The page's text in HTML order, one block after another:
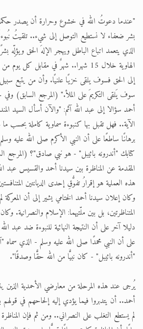
"عندما دعوتُ الله في خشوع وحرارة أن يصدر حكمه
بشر ضعفاء لا نستطيع التوصل إلى شيء.. تلقيتُ
الذي يتعمد اتباع الباطل ويهجر الإلهَ الحق ويؤلِّه
الهاوية خلال 15 شهرا.. شهرٌ في مقابل كل
إلى الحق فسوف يلقى خزيًا علنيًا. وأن من يتبع
سوف يَلقى التكريمَ على الملأ." (المرجع السابق)
أحمد سؤالا إلى عبد الله آثم: "والآن أسأل السيد
الآية.. فهل تقبل بها كنبوءة سماوية كاملة بحسب
برهانًا ساطعًا على أن النبي الأكرم صلى الله عليه
كتابك "أندرونه بائيبل" - هو نبي صادق"؟ (المرجع
المقدمة عن المناظرة بين سيدنا أحمد والقسيس
هذه العملية هو إقرارُ تفوُّقِ إحدى الديانتين
وكان إعلان سيدنا أحمد الختامي يشير إلى أن
المتناظرتين، بل بين ملّتيهما: الإسلام والنصرانية.
دليلا آخر على أن النتيجة النهائية للنبوءة ضد عبد
على أن النبي محمدًا صلى الله عليه وسلم - الذي سماه
"أندرونه بائيبل" - كان نبيًّا من الله حقًّا وصدقًا".
يُرجى عند هذه المرحلة من معارضي الأحمدية الذين
أحمد.. أن يتدبروا فيما يؤدي إليه إلحاحهم في قولهم
لم يستطع التغلب على النصراني.. ومن ثم فإن